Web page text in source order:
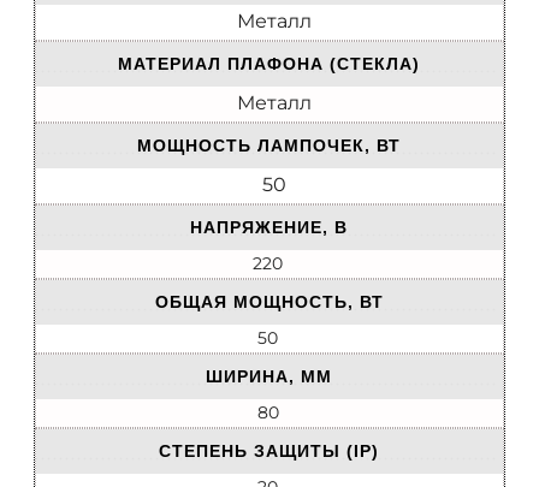
Металл
МАТЕРИАЛ ПЛАФОНА (СТЕКЛА)
Металл
МОЩНОСТЬ ЛАМПОЧЕК, ВТ
50
НАПРЯЖЕНИЕ, В
220
ОБЩАЯ МОЩНОСТЬ, ВТ
50
ШИРИНА, ММ
80
СТЕПЕНЬ ЗАЩИТЫ (IP)